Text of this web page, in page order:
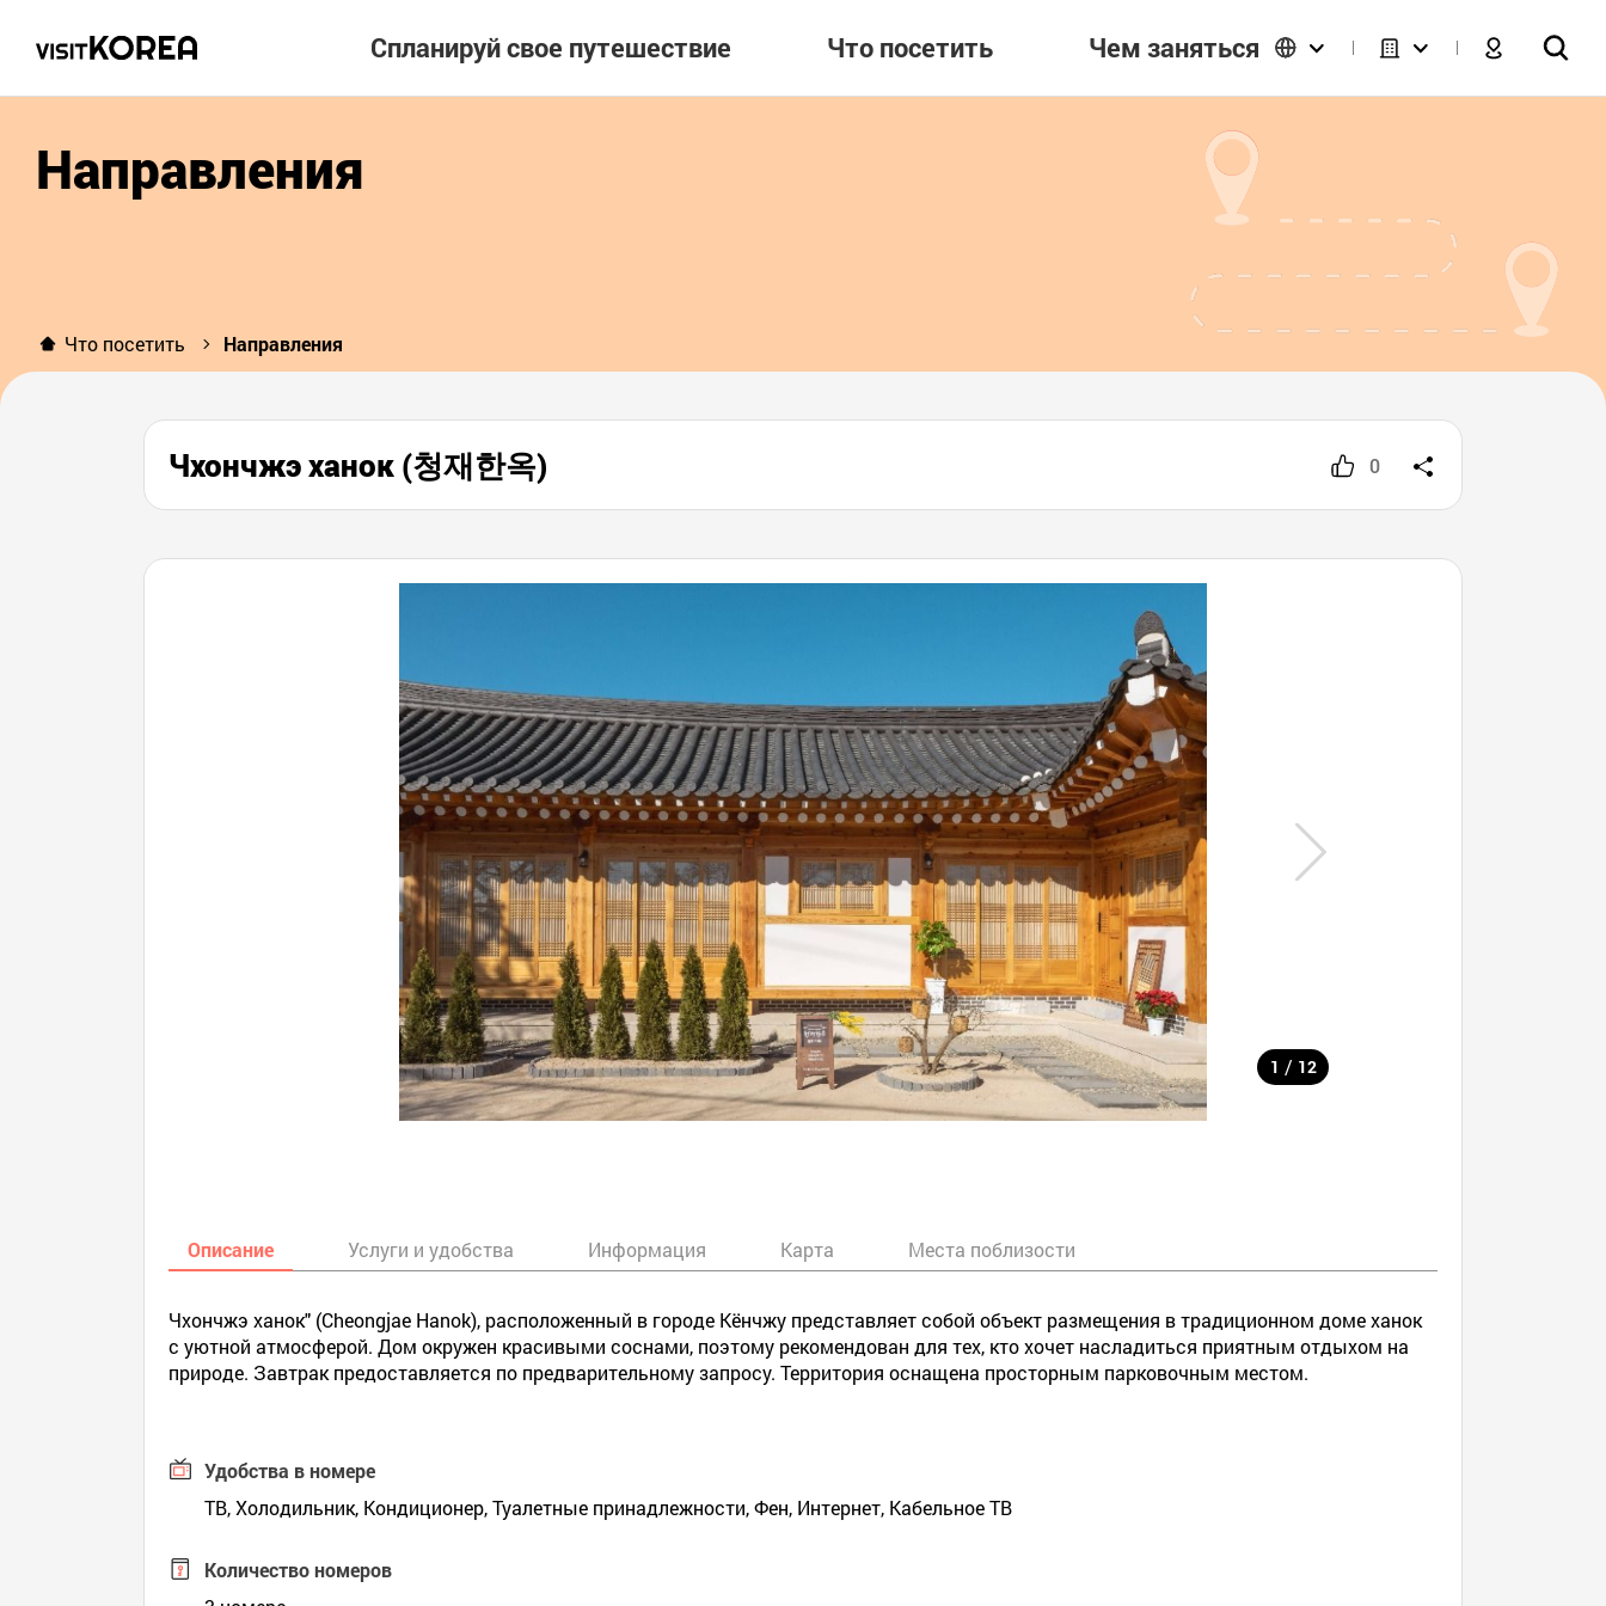
Спланируй свое путешествие Что посетить Чем заняться
Направления
Что посетить Направления
Чхончжэ ханок (청재한옥) 0
1 / 12
Описание Услуги и удобства Информация Карта Места поблизости
Чхончжэ ханок" (Cheongjae Hanok), расположенный в городе Кёнчжу представляет собой объект размещения в традиционном доме ханок
с уютной атмосферой. Дом окружен красивыми соснами, поэтому рекомендован для тех, кто хочет насладиться приятным отдыхом на
природе. Завтрак предоставляется по предварительному запросу. Территория оснащена просторным парковочным местом.
Удобства в номере
ТВ, Холодильник, Кондиционер, Туалетные принадлежности, Фен, Интернет, Кабельное ТВ
Количество номеров